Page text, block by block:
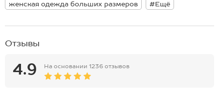
Размер 52: джемпер: длина:72 см; ширина:65 см; длина рукава
внешняя:75 см; длина рукава внутренняя:48 см.
брюки: длина внеш.шва:112 см; ширина по бедрам:62 см.
женская одежда больших размеров
#Ещё
Отзывы
4.9 На основании 1236 отзывов